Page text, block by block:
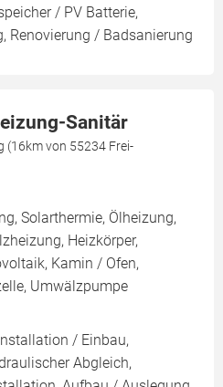
/ PV Batterie,
Renovierung / Badsanierung
Sanitär
(16km von 55234 Frei-
Solarthermie, Ölheizung,
Heizkörper,
Kamin / Ofen,
Umwälzpumpe
/ Einbau,
Abgleich,